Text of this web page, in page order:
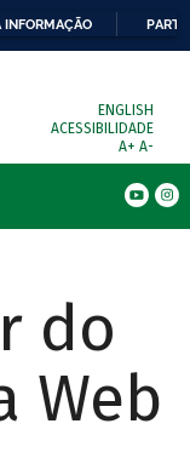
INFORMAÇÃO
ENGLISH
ACESSIBILIDADE
A+ A-
do
Web